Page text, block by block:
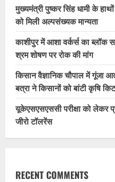
मुख्यमंत्री पुष्कर सिंह धामी के
को मिली अल्पसंख्यक मान्यता
काशीपुर में आशा वर्कर्स का ब्लॉक
श्रम शोषण पर रोक की मांग
किसान वैज्ञानिक चौपाल में गूंजा
बत्रा ने किसानों को बांटी कृषि
यूकेएसएसएससी परीक्षा को लेकर
जीरो टॉलरेंस
RECENT COMMENTS